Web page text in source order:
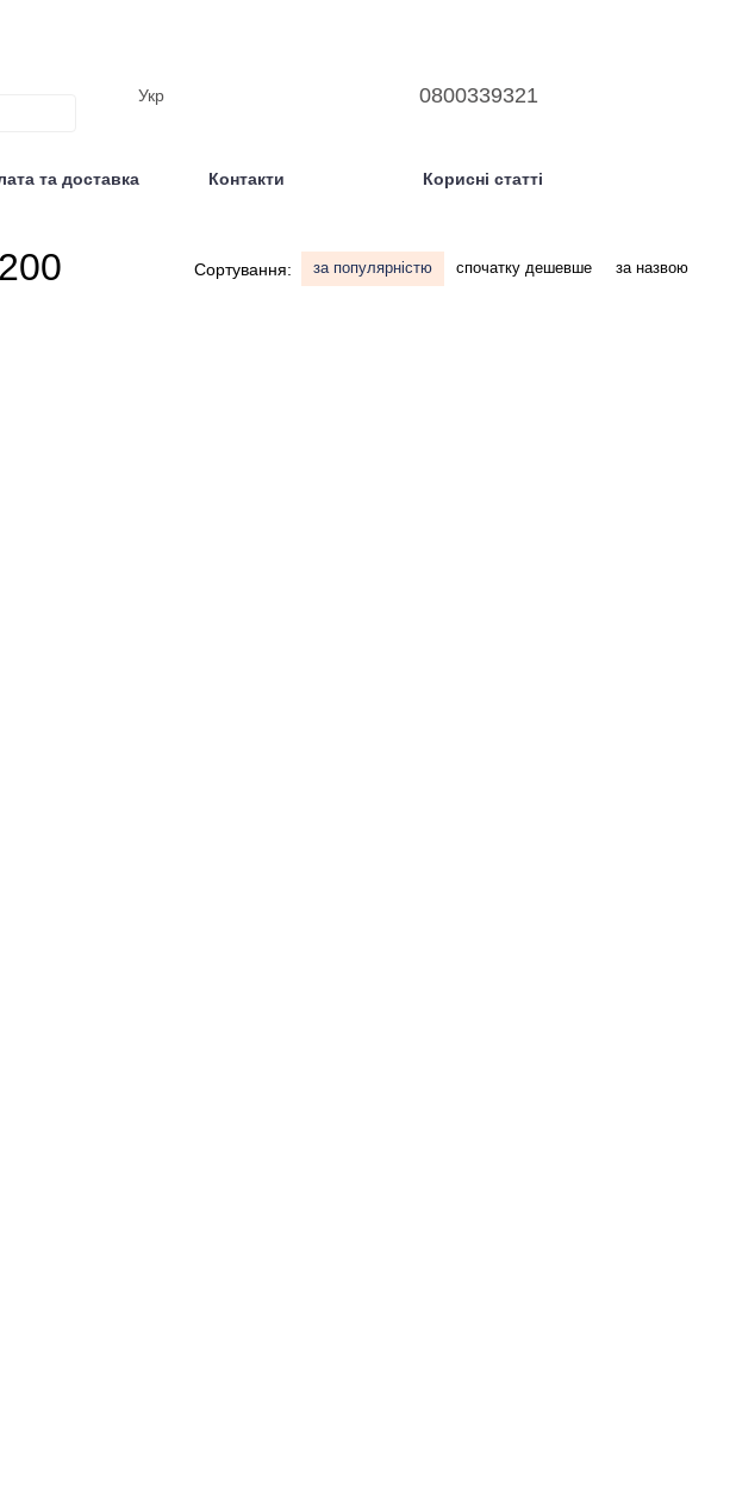
Укр
0800339321
та доставка Контакти
Корисні статті
Сортування: за популярністю спочатку дешевше за назвою